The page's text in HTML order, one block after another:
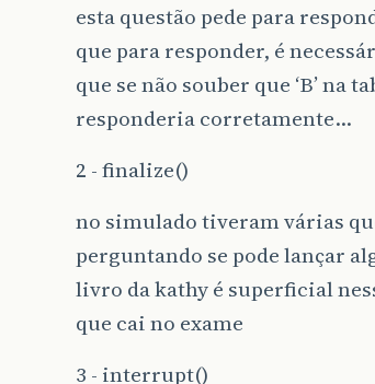
esta questão pede para
que para responder, é
que se não souber que ‘B’ na
responderia corretamente…
2 - finalize()
no simulado tiveram várias
perguntando se pode lançar
livro da kathy é superficial
que cai no exame
3 - interrupt()